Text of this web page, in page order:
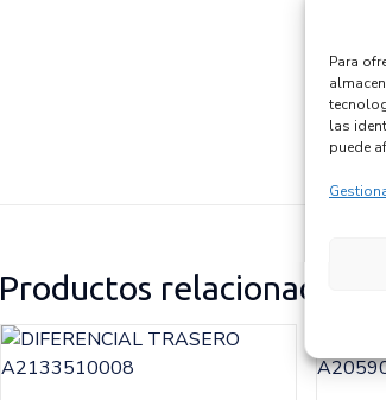
Para
las
puede
Productos relacionados